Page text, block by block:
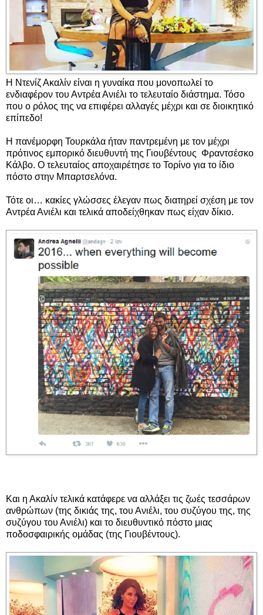
Η Ντενίζ Ακαλίν είναι η γυναίκα που μονοπωλεί το
ενδιαφέρον του Αντρέα Ανιέλι το τελευταίο διάστημα. Τόσο
που ο ρόλος της να επιφέρει αλλαγές μέχρι και σε διοικητικό
επίπεδο!
Η πανέμορφη Τουρκάλα ήταν παντρεμένη με τον μέχρι
πρότινος εμπορικό διευθυντή της Γιουβέντους Φραντσέσκο
Κάλβο. Ο τελευταίος αποχαιρέτησε το Τορίνο για το ίδιο
πόστο στην Μπαρτσελόνα.
Τότε οι… κακίες γλώσσες έλεγαν πως διατηρεί σχέση με τον
Αντρέα Ανιέλι και τελικά αποδείχθηκαν πως είχαν δίκιο.
Και η Ακαλίν τελικά κατάφερε να αλλάξει τις ζωές τεσσάρων
ανθρώπων (της δικιάς της, του Ανιέλι, του συζύγου της, της
συζύγου του Ανιέλι) και το διευθυντικό πόστο μιας
ποδοσφαιρικής ομάδας (της Γιουβέντους).